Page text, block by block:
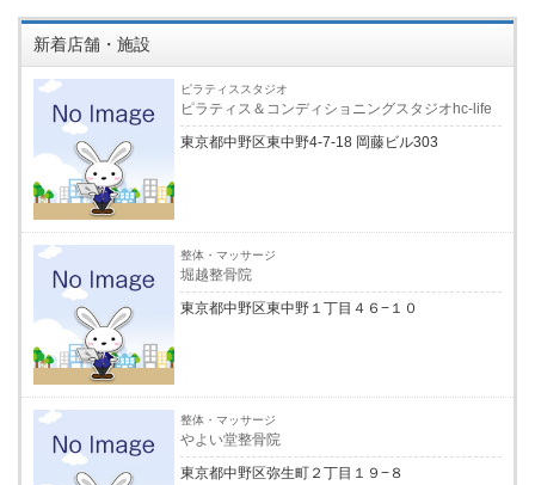
新着店舗・施設
ピラティススタジオ
ピラティス＆コンディショニングスタジオhc-life
東京都中野区東中野4-7-18 岡藤ビル303
整体・マッサージ
堀越整骨院
東京都中野区東中野１丁目４６−１０
整体・マッサージ
やよい堂整骨院
東京都中野区弥生町２丁目１９−８